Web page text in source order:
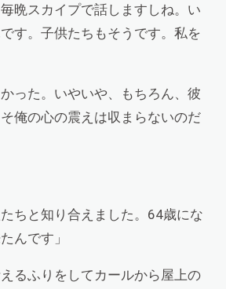
晩スカイプで話しますしね。い
す。子供たちもそうです。私を
った。いやいや、もちろん、彼
俺の心の震えは収まらないのだ
ちと知り合えました。 64歳にな
んです」
るふりをしてカールから屋上の